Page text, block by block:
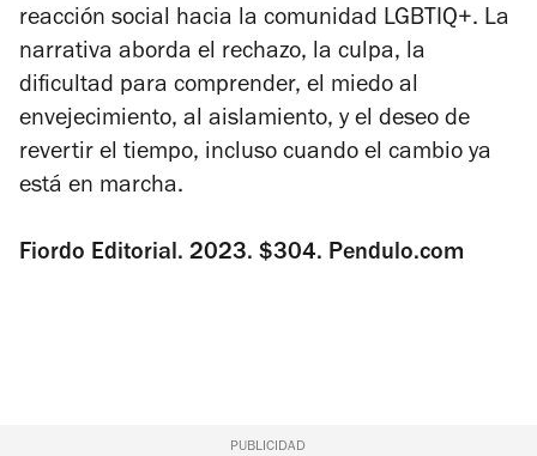
reacción social hacia la comunidad LGBTIQ+. La
narrativa aborda el rechazo, la culpa, la
dificultad para comprender, el miedo al
envejecimiento, al aislamiento, y el deseo de
revertir el tiempo, incluso cuando el cambio ya
está en marcha.
Fiordo Editorial. 2023. $304. Pendulo.com
PUBLICIDAD